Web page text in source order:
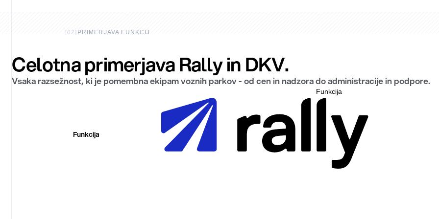
[02] PRIMERJAVA FUNKCIJ
Celotna primerjava Rally in DKV.
Vsaka razsežnost, ki je pomembna ekipam voznih parkov - od cen in nadzora do administracije in podpore.
Funkcija
Funkcija